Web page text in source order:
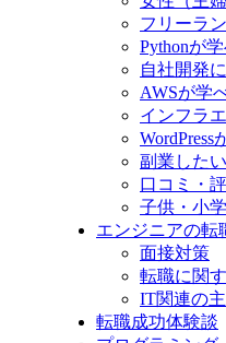
フリーラ
Pythonが
自社開発
AWSが学
インフラ
WordPress
副業した
口コミ・
子供・小
エンジニアの転
面接対策
転職に関
IT関連の
転職成功体験談